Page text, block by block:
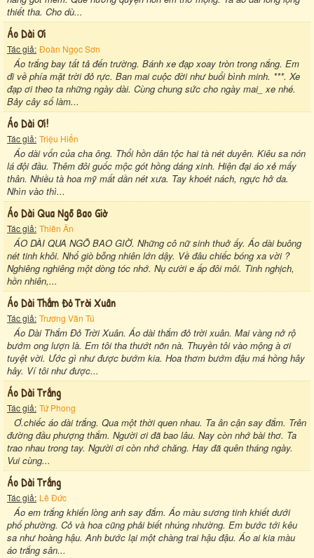
thiết tha. Cho dù...
Áo Dài Ơi
Tác giả: Đoàn Ngọc Sơn
Áo trắng bay tất tả đến trường. Bánh xe đạp xoay tròn trong nắng. Em
đi về phía mặt trời đỏ rực. Ban mai cuộc đời như buổi bình minh. ***. Xe
đạp ơi theo ta những ngày dài. Cùng chung sức cho ngày mai_ xe nhé.
Bảy cây số làm...
Áo Dài Ơi!
Tác giả: Triệu Hiển
Áo dài vốn của cha ông. Thổi hồn dân tộc hai tà nét duyên. Kiêu sa nón
lá đội đầu. Thêm đôi guốc mộc gót hồng dáng xinh. Hiện đại áo xẻ mấy
thân. Nhiều tà hoa mỹ mất dần nét xưa. Tay khoét nách, ngực hở da.
Nhìn vào thì...
Áo Dài Qua Ngõ Bao Giờ
Tác giả: Thiên Ân
ÁO DÀI QUA NGÕ BAO GIỜ. Những cô nữ sinh thuở ấy. Áo dài buông
nét tinh khôi. Nhổ giò bỗng nhiên lớn dậy. Về đâu chiếc bóng xa vời ?
Nghiêng nghiêng một dòng tóc nhớ. Nụ cười e ấp đôi môi. Tinh nghịch,
hồn nhiên,...
Áo Dài Thắm Đỏ Trời Xuân
Tác giả: Trương Văn Tú
Áo Dài Thắm Đỏ Trời Xuân. Áo dài thắm đỏ trời xuân. Mai vàng nở rộ
bướm ong lượn là. Em tôi tha thướt nõn nà. Thuyền tôi vào mộng à ơi
tuyệt vời. Ước gì như được bướm kia. Hoa thơm bướm đậu má hồng hây
hây. Ví tôi như được...
Áo Dài Trắng
Tác giả: Tứ Phong
Ơ.chiếc áo dài trắng. Qua một thời quen nhau. Ta ân cận say đắm. Trên
đường đầu phượng thắm. Người ơi đã bao lâu. Nay còn nhớ bài thơ. Ta
trao nhau trong tay. Người ơi còn nhớ chăng. Hay đã quên tháng ngày.
Vui cùng...
Áo Dài Trắng
Tác giả: Lê Đức
Áo em trắng khiến lòng anh say đắm. Áo màu sương tinh khiết dưới
phố phường. Cỏ và hoa cũng phải biết nhúng nhường. Em bước tới kêu
sa như hoàng hậu. Anh bước lại một chàng trai hậu đậu. Áo ai kia màu
áo trắng sân...